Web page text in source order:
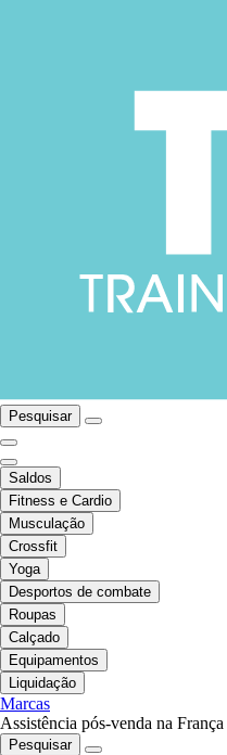
Pesquisar
Saldos
Fitness e Cardio
Musculação
Crossfit
Yoga
Desportos de combate
Roupas
Calçado
Equipamentos
Liquidação
Marcas
Assistência pós-venda na França
Pesquisar